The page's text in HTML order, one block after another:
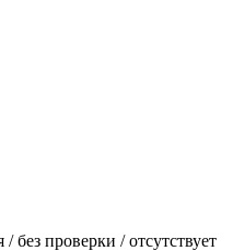
без проверки / отсутствует